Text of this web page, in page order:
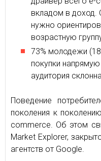
вкладом в доход.
нужно
возрастную
73% молодежи
покупки
аудитория
Поведение
поколения к
commerce. Об этом
Market Explorer,
агентств от Google.